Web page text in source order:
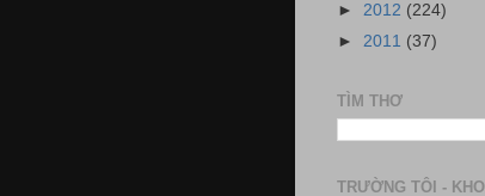
► 2012 (224)
► 2011 (37)
TÌM THƠ
TRƯỜNG TÔI -